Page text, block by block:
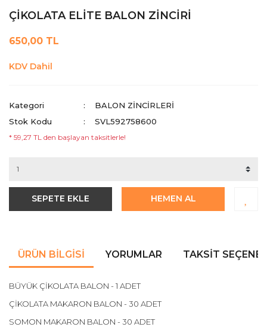
ÇİKOLATA ELİTE BALON ZİNCİRİ
650,00 TL
KDV Dahil
Kategori
BALON ZİNCİRLERİ
Stok Kodu
SVL592758600
* 59,27 TL den başlayan taksitlerle!
SEPETE EKLE HEMEN AL
ÜRÜN BILGISI YORUMLAR TAKSIT
BÜYÜK ÇİKOLATA BALON - 1 ADET
ÇİKOLATA MAKARON BALON - 30 ADET
SOMON MAKARON BALON - 30 ADET